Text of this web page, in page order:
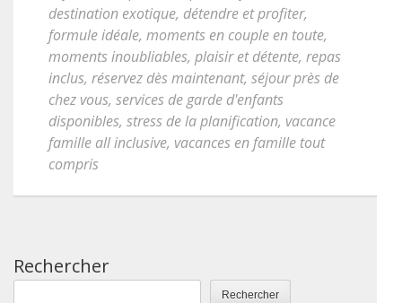
destination exotique, détendre et profiter,
formule idéale, moments en couple en toute,
moments inoubliables, plaisir et détente, repas
inclus, réservez dès maintenant, séjour près de
chez vous, services de garde d'enfants
disponibles, stress de la planification, vacance
famille all inclusive, vacances en famille tout
compris
Rechercher
Rechercher